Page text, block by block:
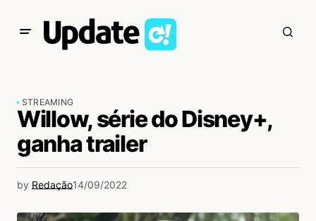
STREAMING
Willow, série do Disney+,
ganha trailer
by Redação14/09/2022